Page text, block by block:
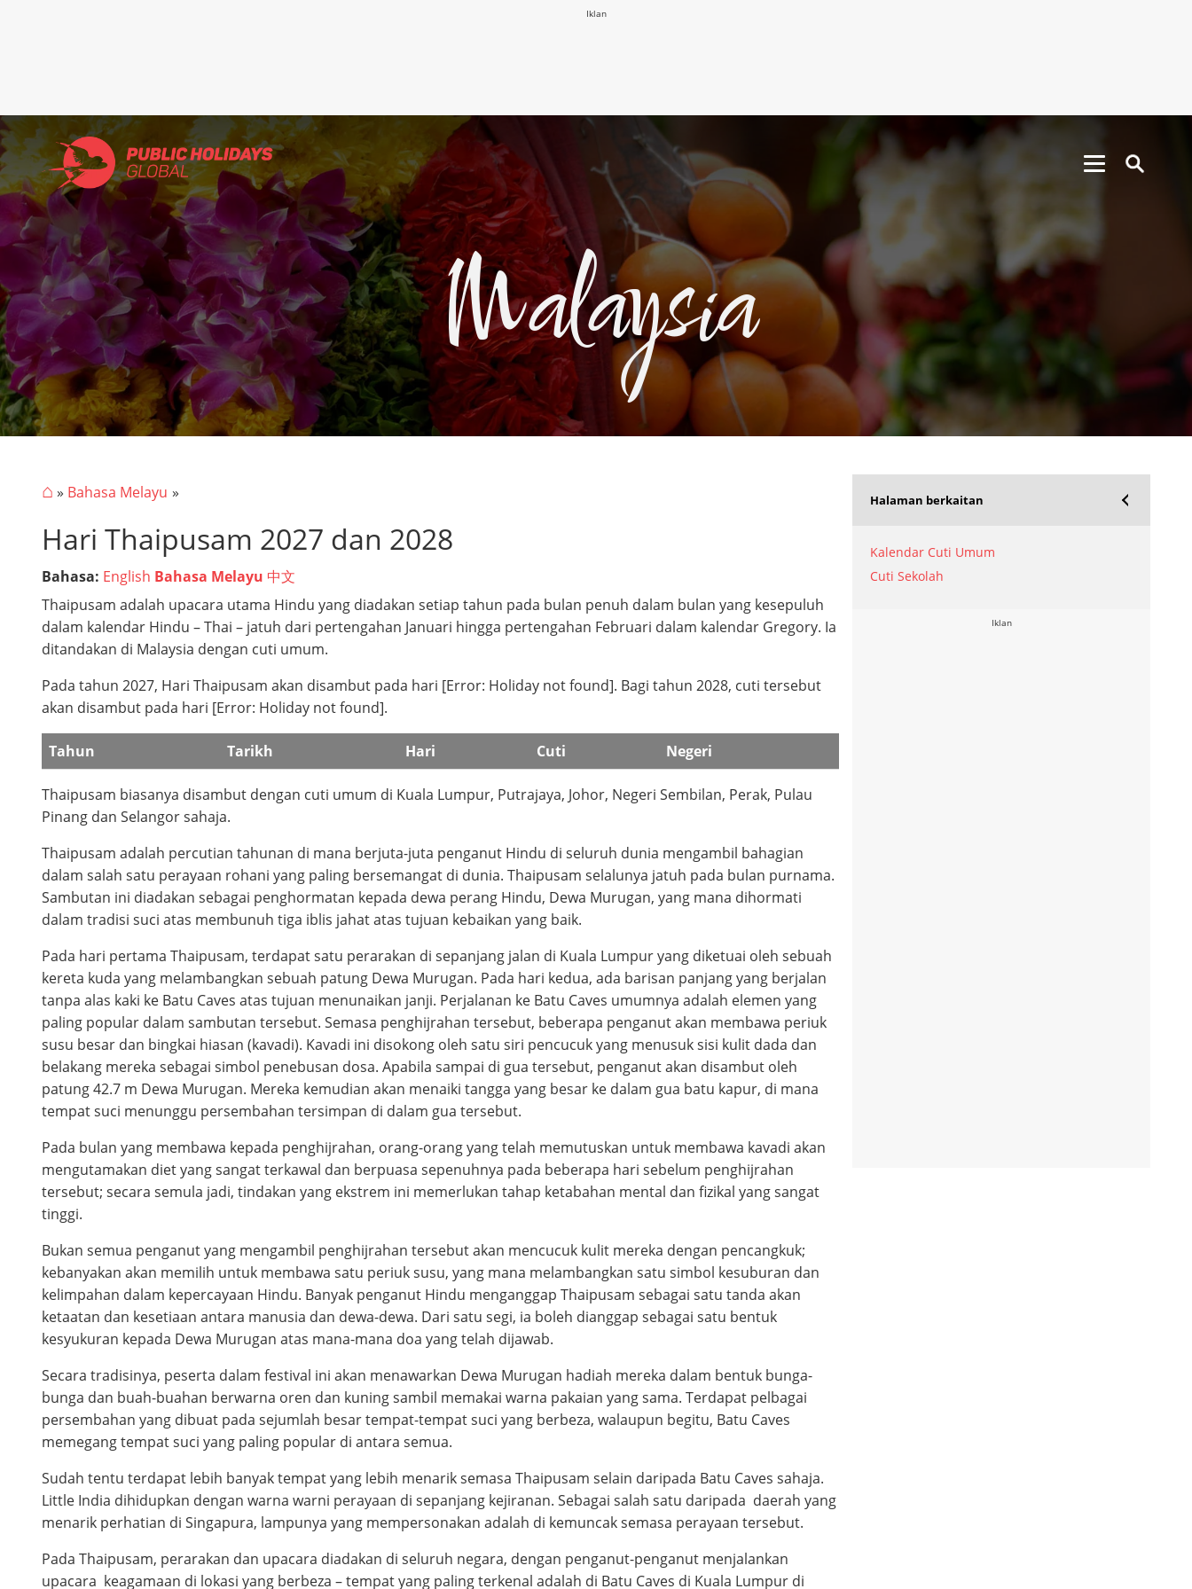
Iklan
Search
for:
Malaysia
⌂ » Bahasa Melayu
Hari Thaipusam 2027 dan 2028
Bahasa: English Bahasa Melayu 中文
Thaipusam adalah upacara utama Hindu yang diadakan setiap tahun pada bulan penuh dalam bulan yang kesepuluh
dalam kalendar Hindu – Thai – jatuh dari pertengahan Januari hingga pertengahan Februari dalam kalendar Gregory. Ia
ditandakan di Malaysia dengan cuti umum.
Pada tahun 2027, Hari Thaipusam akan disambut pada hari [Error: Holiday not found]. Bagi tahun 2028, cuti tersebut
akan disambut pada hari [Error: Holiday not found].
Tahun Tarikh Hari Cuti Negeri
Thaipusam biasanya disambut dengan cuti umum di Kuala Lumpur, Putrajaya, Johor, Negeri Sembilan, Perak, Pulau
Pinang dan Selangor sahaja.
Thaipusam adalah percutian tahunan di mana berjuta-juta penganut Hindu di seluruh dunia mengambil bahagian
dalam salah satu perayaan rohani yang paling bersemangat di dunia. Thaipusam selalunya jatuh pada bulan purnama.
Sambutan ini diadakan sebagai penghormatan kepada dewa perang Hindu, Dewa Murugan, yang mana dihormati
dalam tradisi suci atas membunuh tiga iblis jahat atas tujuan kebaikan yang baik.
Pada hari pertama Thaipusam, terdapat satu perarakan di sepanjang jalan di Kuala Lumpur yang diketuai oleh sebuah
kereta kuda yang melambangkan sebuah patung Dewa Murugan. Pada hari kedua, ada barisan panjang yang berjalan
tanpa alas kaki ke Batu Caves atas tujuan menunaikan janji. Perjalanan ke Batu Caves umumnya adalah elemen yang
paling popular dalam sambutan tersebut. Semasa penghijrahan tersebut, beberapa penganut akan membawa periuk
susu besar dan bingkai hiasan (kavadi). Kavadi ini disokong oleh satu siri pencucuk yang menusuk sisi kulit dada dan
belakang mereka sebagai simbol penebusan dosa. Apabila sampai di gua tersebut, penganut akan disambut oleh
patung 42.7 m Dewa Murugan. Mereka kemudian akan menaiki tangga yang besar ke dalam gua batu kapur, di mana
tempat suci menunggu persembahan tersimpan di dalam gua tersebut.
Pada bulan yang membawa kepada penghijrahan, orang-orang yang telah memutuskan untuk membawa kavadi akan
mengutamakan diet yang sangat terkawal dan berpuasa sepenuhnya pada beberapa hari sebelum penghijrahan
tersebut; secara semula jadi, tindakan yang ekstrem ini memerlukan tahap ketabahan mental dan fizikal yang sangat
tinggi.
Bukan semua penganut yang mengambil penghijrahan tersebut akan mencucuk kulit mereka dengan pencangkuk;
kebanyakan akan memilih untuk membawa satu periuk susu, yang mana melambangkan satu simbol kesuburan dan
kelimpahan dalam kepercayaan Hindu. Banyak penganut Hindu menganggap Thaipusam sebagai satu tanda akan
ketaatan dan kesetiaan antara manusia dan dewa-dewa. Dari satu segi, ia boleh dianggap sebagai satu bentuk
kesyukuran kepada Dewa Murugan atas mana-mana doa yang telah dijawab.
Secara tradisinya, peserta dalam festival ini akan menawarkan Dewa Murugan hadiah mereka dalam bentuk bunga-
bunga dan buah-buahan berwarna oren dan kuning sambil memakai warna pakaian yang sama. Terdapat pelbagai
persembahan yang dibuat pada sejumlah besar tempat-tempat suci yang berbeza, walaupun begitu, Batu Caves
memegang tempat suci yang paling popular di antara semua.
Sudah tentu terdapat lebih banyak tempat yang lebih menarik semasa Thaipusam selain daripada Batu Caves sahaja.
Little India dihidupkan dengan warna warni perayaan di sepanjang kejiranan. Sebagai salah satu daripada daerah yang
menarik perhatian di Singapura, lampunya yang mempersonakan adalah di kemuncak semasa perayaan tersebut.
Pada Thaipusam, perarakan dan upacara diadakan di seluruh negara, dengan penganut-penganut menjalankan
upacara keagamaan di lokasi yang berbeza – tempat yang paling terkenal adalah di Batu Caves di Kuala Lumpur di
Halaman berkaitan
Kalendar Cuti Umum
Cuti Sekolah
Iklan